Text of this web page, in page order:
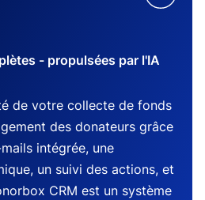
- propulsées par l'IA
de votre collecte de fonds
des donateurs grâce
intégrée, une
un suivi des actions, et
CRM est un système